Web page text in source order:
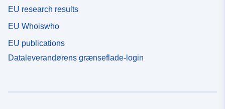
EU research results
EU Whoiswho
EU publications
Dataleverandørens grænseflade-login